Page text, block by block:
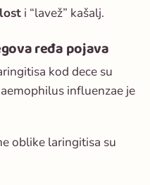
i “lavež” kašalj.
ređa pojava
kod dece su
influenzae je
oblike laringitisa su